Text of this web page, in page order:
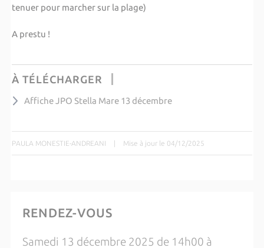
tenuer pour marcher sur la plage)
A prestu !
À TÉLÉCHARGER
Affiche JPO Stella Mare 13 décembre
PAULA MONESTIE-ANDREANI Mise à jour le 04/12/2025
RENDEZ-VOUS
Samedi 13 décembre 2025 de 14h00 à